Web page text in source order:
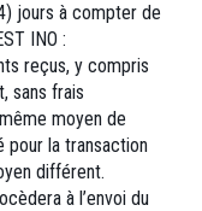
jours à compter de
INO :
reçus, y compris
sans frais
moyen de
pour la transaction
différent.
à l’envoi du